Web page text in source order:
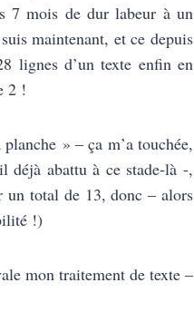
7 mois de dur labeur à un
maintenant, et ce depuis
lignes d’un texte enfin en
2 !
» – ça m’a touchée,
déjà abattu à ce stade-là -,
total de 13, donc – alors
!)
mon traitement de texte –